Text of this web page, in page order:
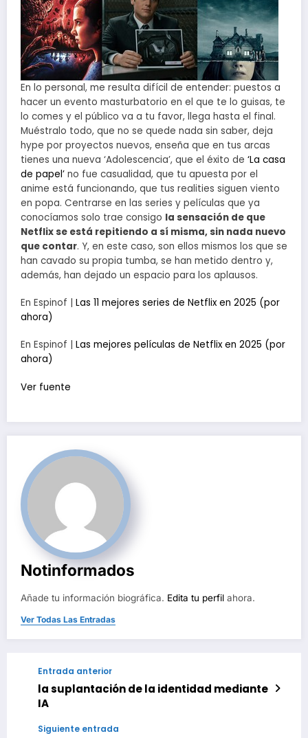
En lo personal, me resulta difícil de entender: puestos a
hacer un evento masturbatorio en el que te lo guisas, te
lo comes y el público va a tu favor, llega hasta el final.
Muéstralo todo, que no se quede nada sin saber, deja
hype por proyectos nuevos, enseña que en tus arcas
tienes una nueva ‘Adolescencia’, que el éxito de ‘La casa
de papel’ no fue casualidad, que tu apuesta por el
anime está funcionando, que tus realities siguen viento
en popa. Centrarse en las series y películas que ya
conocíamos solo trae consigo la sensación de que
Netflix se está repitiendo a sí misma, sin nada nuevo
que contar. Y, en este caso, son ellos mismos los que se
han cavado su propia tumba, se han metido dentro y,
además, han dejado un espacio para los aplausos.
En Espinof | Las 11 mejores series de Netflix en 2025 (por
ahora)
En Espinof | Las mejores películas de Netflix en 2025 (por
ahora)
Ver fuente
Notinformados
Añade tu información biográfica. Edita tu perfil ahora.
Ver Todas Las Entradas
Entrada anterior
la suplantación de la identidad mediante
IA
Siguiente entrada